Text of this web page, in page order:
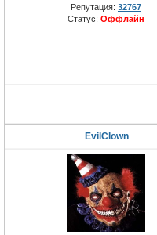
Репутация: 32767
Статус: Оффлайн
EvilClown